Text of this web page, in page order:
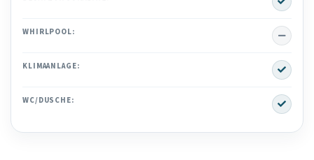
WHIRLPOOL: No
KLIMAANLAGE: Yes
WC/DUSCHE: Yes